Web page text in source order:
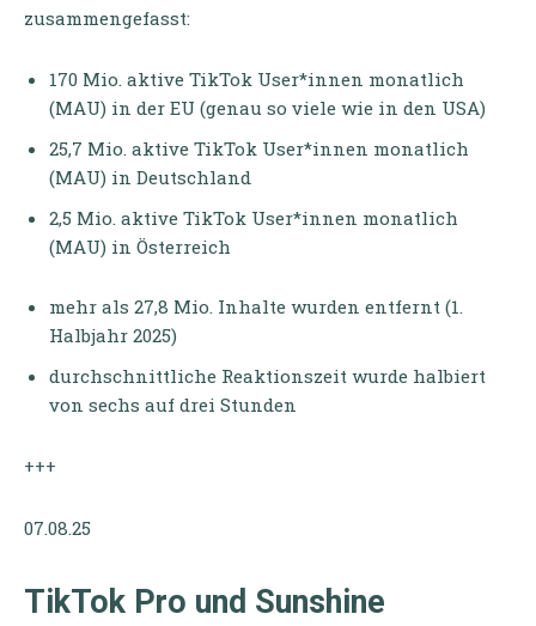
zusammengefasst:
170 Mio. aktive TikTok User*innen monatlich
(MAU) in der EU (genau so viele wie in den USA)
25,7 Mio. aktive TikTok User*innen monatlich
(MAU) in Deutschland
2,5 Mio. aktive TikTok User*innen monatlich
(MAU) in Österreich
mehr als 27,8 Mio. Inhalte wurden entfernt (1.
Halbjahr 2025)
durchschnittliche Reaktionszeit wurde halbiert
von sechs auf drei Stunden
+++
07.08.25
TikTok Pro und Sunshine